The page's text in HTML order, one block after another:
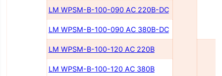
LM WPSM-B-100-090 AC 220B-DC
LM WPSM-B-100-090 AC 380B-DC
LM WPSM-B-100-120 AC 220B
LM WPSM-B-100-120 AC 380B